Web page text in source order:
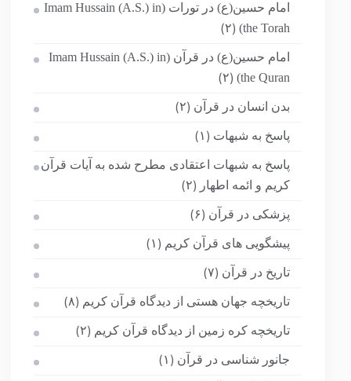
امام حسین(ع) در تورات (Imam Hussain (A.S.) in
the Torah)
(۲)
امام حسین(ع) در قرآن (Imam Hussain (A.S.) in
the Quran)
(۲)
بدن انسان در قرآن (۲)
پاسخ به شبهات (۱)
پاسخ به شبهات اعتقادی مطرح شده به آیات قرآن
کریم و ائمه اطهار
(۲)
پزشکی در قرآن (۶)
پیشگویی های قرآن کریم (۱)
تاریخ در قرآن (۷)
تاریخچه جهان هستی از دیدگاه قرآن کریم (۸)
تاریخچه کره زمین از دیدگاه قرآن کریم (۲)
جانور شناسی در قرآن (۱)